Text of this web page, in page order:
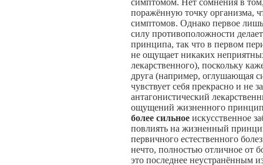
симптомом. Нет сомнения в том,
поражённую точку организма,
симптомов. Однако первое
силу противоположности
принципа, так что в первом
не ощущает никаких
лекарственного), поскольку
друга (например, оглушающая
чувствует себя прекрасно и не
антагонистический
ощущений жизненного
более сильное искусственное
повлиять на жизненный
первичного естественного
нечто, полностью отличное от
это последнее неустранённым